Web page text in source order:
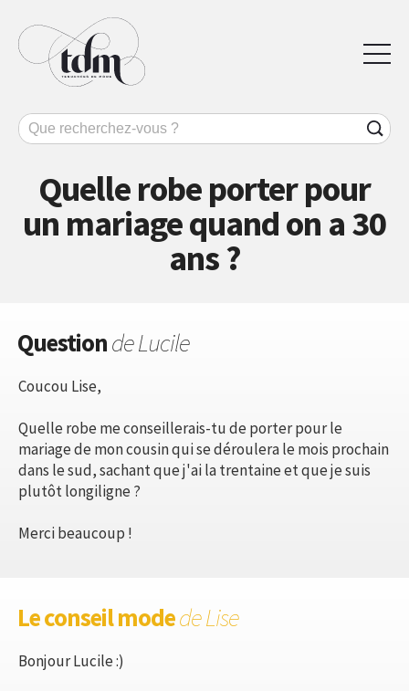
Quelle robe porter pour
un mariage quand on a 30
ans ?
Questionde Lucile
Coucou Lise,
Quelle robe me conseillerais-tu de porter pour le
mariage de mon cousin qui se déroulera le mois prochain
dans le sud, sachant que j'ai la trentaine et que je suis
plutôt longiligne ?
Merci beaucoup !
Le conseil modede Lise
Bonjour Lucile :)